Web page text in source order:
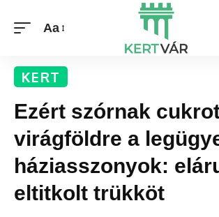
Aa
KERT
Ezért szórnak
virágföldre a
háziasszonyok:
eltitkolt trükköt